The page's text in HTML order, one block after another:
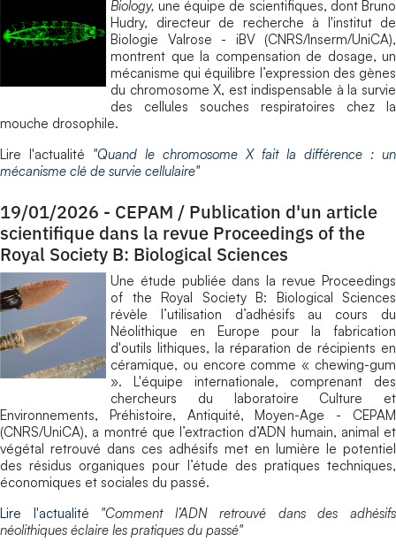
Biology, une équipe de scientifiques, dont Bruno
Hudry, directeur de recherche à l'institut de
Biologie Valrose - iBV (CNRS/Inserm/UniCA),
montrent que la compensation de dosage, un
mécanisme qui équilibre l’expression des gènes
du chromosome X, est indispensable à la survie
des cellules souches respiratoires chez la
mouche drosophile.
Lire l'actualité "Quand le chromosome X fait la différence : un
mécanisme clé de survie cellulaire"
19/01/2026 - CEPAM / Publication d'un article
scientifique dans la revue Proceedings of the
Royal Society B: Biological Sciences
Une étude publiée dans la revue Proceedings
of the Royal Society B: Biological Sciences
révèle l’utilisation d’adhésifs au cours du
Néolithique en Europe pour la fabrication
d'outils lithiques, la réparation de récipients en
céramique, ou encore comme « chewing-gum
». L'équipe internationale, comprenant des
chercheurs du laboratoire Culture et
Environnements, Préhistoire, Antiquité, Moyen-Age - CEPAM
(CNRS/UniCA), a montré que l’extraction d’ADN humain, animal et
végétal retrouvé dans ces adhésifs met en lumière le potentiel
des résidus organiques pour l’étude des pratiques techniques,
économiques et sociales du passé.
Lire l'actualité "Comment l’ADN retrouvé dans des adhésifs
néolithiques éclaire les pratiques du passé"